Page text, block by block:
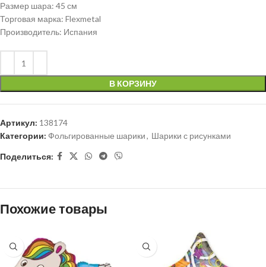
Размер шара: 45 см
Торговая марка: Flexmetal
Производитель: Испания
В КОРЗИНУ
Артикул: 138174
Категории: Фольгированные шарики, Шарики с рисунками
Поделиться:
Похожие товары